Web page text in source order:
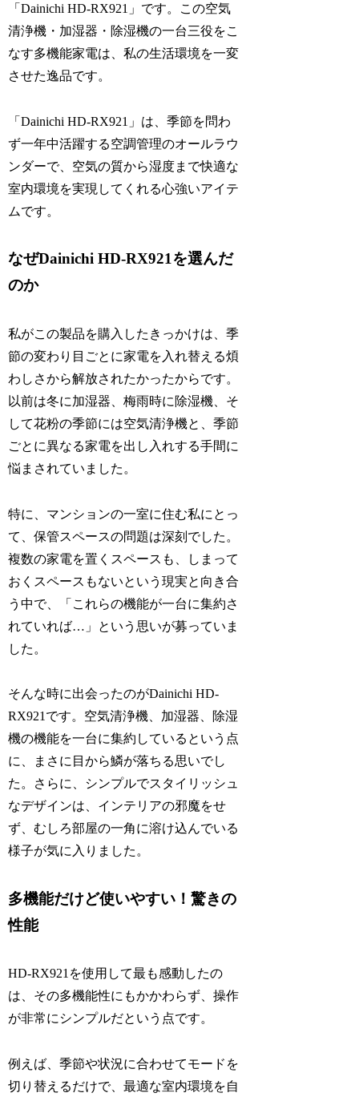
「Dainichi HD-RX921」です。この空気
清浄機・加湿器・除湿機の一台三役をこ
なす多機能家電は、私の生活環境を一変
させた逸品です。
「Dainichi HD-RX921」は、季節を問わ
ず一年中活躍する空調管理のオールラウ
ンダーで、空気の質から湿度まで快適な
室内環境を実現してくれる心強いアイテ
ムです。
なぜDainichi HD-RX921を選んだ
のか
私がこの製品を購入したきっかけは、季
節の変わり目ごとに家電を入れ替える煩
わしさから解放されたかったからです。
以前は冬に加湿器、梅雨時に除湿機、そ
して花粉の季節には空気清浄機と、季節
ごとに異なる家電を出し入れする手間に
悩まされていました。
特に、マンションの一室に住む私にとっ
て、保管スペースの問題は深刻でした。
複数の家電を置くスペースも、しまって
おくスペースもないという現実と向き合
う中で、「これらの機能が一台に集約さ
れていれば…」という思いが募っていま
した。
そんな時に出会ったのがDainichi HD-
RX921です。空気清浄機、加湿器、除湿
機の機能を一台に集約しているという点
に、まさに目から鱗が落ちる思いでし
た。さらに、シンプルでスタイリッシュ
なデザインは、インテリアの邪魔をせ
ず、むしろ部屋の一角に溶け込んでいる
様子が気に入りました。
多機能だけど使いやすい！驚きの
性能
HD-RX921を使用して最も感動したの
は、その多機能性にもかかわらず、操作
が非常にシンプルだという点です。
例えば、季節や状況に合わせてモードを
切り替えるだけで、最適な室内環境を自